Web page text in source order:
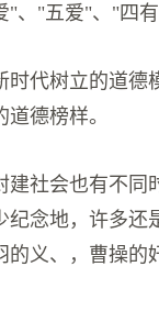
"、"五爱"、"四
时代树立的道德
道德榜样。
建社会也有不同
纪念地，许多还
的义、，曹操的